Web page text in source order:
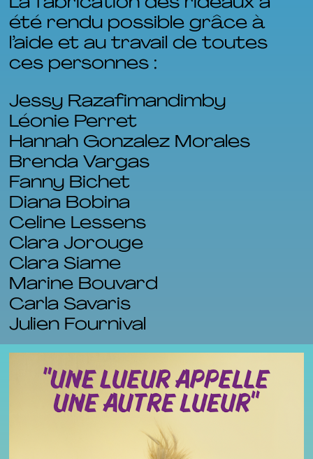
été rendu possible grâce à
l’aide et au travail de toutes
ces personnes :
Jessy Razafimandimby
Léonie Perret
Hannah Gonzalez Morales
Brenda Vargas
Fanny Bichet
Diana Bobina
Celine Lessens
Clara Jorouge
Clara Siame
Marine Bouvard
Carla Savaris
Julien Fournival